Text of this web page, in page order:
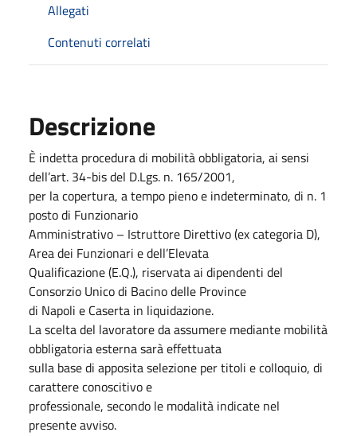
Allegati
Contenuti correlati
Descrizione
È indetta procedura di mobilità obbligatoria, ai sensi
dell’art. 34-bis del D.Lgs. n. 165/2001,
per la copertura, a tempo pieno e indeterminato, di n. 1
posto di Funzionario
Amministrativo – Istruttore Direttivo (ex categoria D),
Area dei Funzionari e dell’Elevata
Qualificazione (E.Q.), riservata ai dipendenti del
Consorzio Unico di Bacino delle Province
di Napoli e Caserta in liquidazione.
La scelta del lavoratore da assumere mediante mobilità
obbligatoria esterna sarà effettuata
sulla base di apposita selezione per titoli e colloquio, di
carattere conoscitivo e
professionale, secondo le modalità indicate nel
presente avviso.